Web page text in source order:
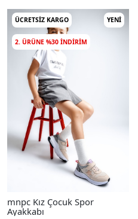
ÜCRETSIZ KARGO YENI
2. ÜRÜNE %30 INDIRIM
mnpc Kız Çocuk Spor
Ayakkabı